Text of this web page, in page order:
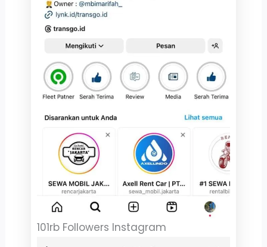
101rb Followers Instagram